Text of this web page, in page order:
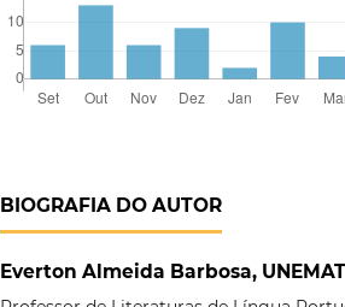
BIOGRAFIA DO AUTOR
Everton Almeida Barbosa, UNEMAT